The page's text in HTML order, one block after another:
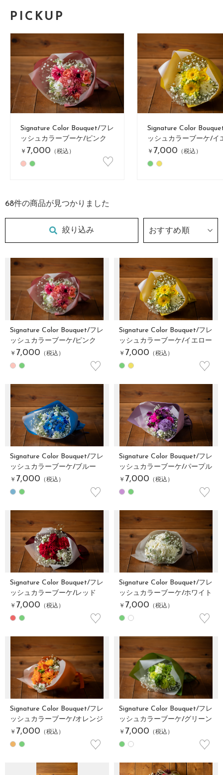
PICKUP
Signature Color Bouquet/フレ
ッシュカラーブーケ/ピンク
￥ 7,000 （税込）
♡
Signature Color
ッシュカラーブーケ/イ
￥ 7,000 （税込）
68件の商品が見つかりました
絞り込み
Signature Color Bouquet/フレ
ッシュカラーブーケ/ピンク
￥ 7,000 （税込）
♡
Signature Color Bouquet/フレ
ッシュカラーブーケ/イエロー
￥ 7,000 （税込）
♡
Signature Color Bouquet/フレ
ッシュカラーブーケ/ブルー
￥ 7,000 （税込）
♡
Signature Color Bouquet/フレ
ッシュカラーブーケ/パープル
￥ 7,000 （税込）
♡
Signature Color Bouquet/フレ
ッシュカラーブーケ/レッド
￥ 7,000 （税込）
♡
Signature Color Bouquet/フレ
ッシュカラーブーケ/ホワイト
￥ 7,000 （税込）
♡
Signature Color Bouquet/フレ
ッシュカラーブーケ/オレンジ
￥ 7,000 （税込）
♡
Signature Color Bouquet/フレ
ッシュカラーブーケ/グリーン
￥ 7,000 （税込）
♡